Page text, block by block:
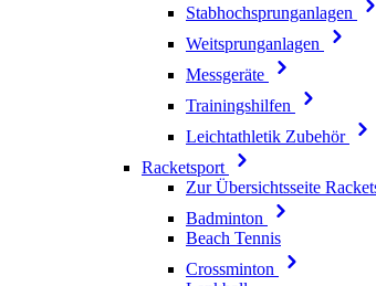
Stabhochsprunganlagen
Weitsprunganlagen
Messgeräte
Trainingshilfen
Leichtathletik Zubehör
Racketsport
Zur Übersichtsseite
Badminton
Beach Tennis
Crossminton